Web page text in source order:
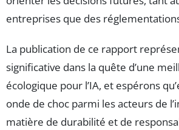
entreprises que des
La publication de ce rapport
significative dans la quête d’une
écologique pour l’IA, et espérons
onde de choc parmi les acteurs de
matière de durabilité et de